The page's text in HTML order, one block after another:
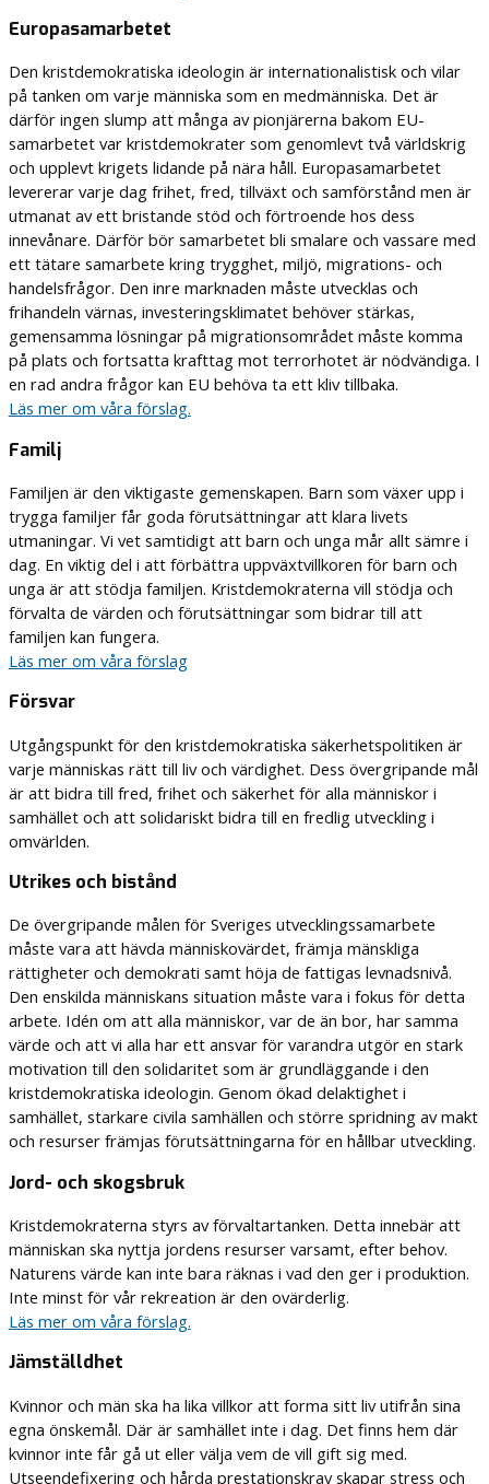
Europasamarbetet
Den kristdemokratiska ideologin är internationalistisk och vilar
på tanken om varje människa som en medmänniska. Det är
därför ingen slump att många av pionjärerna bakom EU-
samarbetet var kristdemokrater som genomlevt två världskrig
och upplevt krigets lidande på nära håll. Europasamarbetet
levererar varje dag frihet, fred, tillväxt och samförstånd men är
utmanat av ett bristande stöd och förtroende hos dess
innevånare. Därför bör samarbetet bli smalare och vassare med
ett tätare samarbete kring trygghet, miljö, migrations- och
handelsfrågor. Den inre marknaden måste utvecklas och
frihandeln värnas, investeringsklimatet behöver stärkas,
gemensamma lösningar på migrationsområdet måste komma
på plats och fortsatta krafttag mot terrorhotet är nödvändiga. I
en rad andra frågor kan EU behöva ta ett kliv tillbaka.
Läs mer om våra förslag.
Familj
Familjen är den viktigaste gemenskapen. Barn som växer upp i
trygga familjer får goda förutsättningar att klara livets
utmaningar. Vi vet samtidigt att barn och unga mår allt sämre i
dag. En viktig del i att förbättra uppväxtvillkoren för barn och
unga är att stödja familjen. Kristdemokraterna vill stödja och
förvalta de värden och förutsättningar som bidrar till att
familjen kan fungera.
Läs mer om våra förslag
Försvar
Utgångspunkt för den kristdemokratiska säkerhetspolitiken är
varje människas rätt till liv och värdighet. Dess övergripande mål
är att bidra till fred, frihet och säkerhet för alla människor i
samhället och att solidariskt bidra till en fredlig utveckling i
omvärlden.
Utrikes och bistånd
De övergripande målen för Sveriges utvecklingssamarbete
måste vara att hävda människovärdet, främja mänskliga
rättigheter och demokrati samt höja de fattigas levnadsnivå.
Den enskilda människans situation måste vara i fokus för detta
arbete. Idén om att alla människor, var de än bor, har samma
värde och att vi alla har ett ansvar för varandra utgör en stark
motivation till den solidaritet som är grundläggande i den
kristdemokratiska ideologin. Genom ökad delaktighet i
samhället, starkare civila samhällen och större spridning av makt
och resurser främjas förutsättningarna för en hållbar utveckling.
Jord- och skogsbruk
Kristdemokraterna styrs av förvaltartanken. Detta innebär att
människan ska nyttja jordens resurser varsamt, efter behov.
Naturens värde kan inte bara räknas i vad den ger i produktion.
Inte minst för vår rekreation är den ovärderlig.
Läs mer om våra förslag.
Jämställdhet
Kvinnor och män ska ha lika villkor att forma sitt liv utifrån sina
egna önskemål. Där är samhället inte i dag. Det finns hem där
kvinnor inte får gå ut eller välja vem de vill gift sig med.
Utseendefixering och hårda prestationskrav skapar stress och